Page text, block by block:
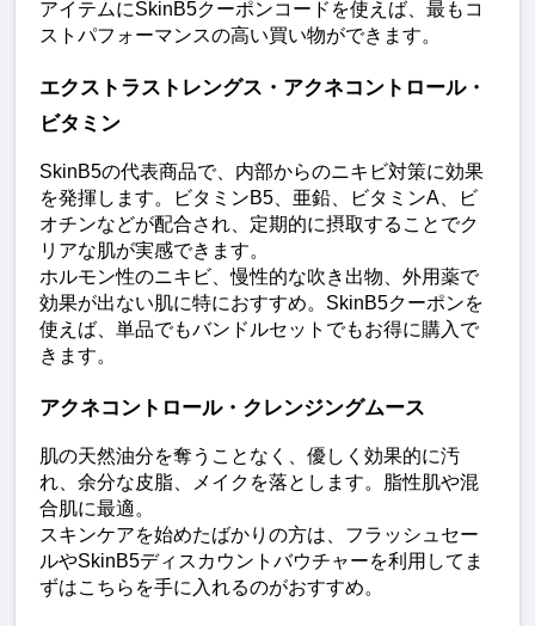
アイテムにSkinB5クーポンコードを使えば、最もコ
ストパフォーマンスの高い買い物ができます。
エクストラストレングス・アクネコントロール・
ビタミン
SkinB5の代表商品で、内部からのニキビ対策に効果
を発揮します。ビタミンB5、亜鉛、ビタミンA、ビ
オチンなどが配合され、定期的に摂取することでク
リアな肌が実感できます。
ホルモン性のニキビ、慢性的な吹き出物、外用薬で
効果が出ない肌に特におすすめ。SkinB5クーポンを
使えば、単品でもバンドルセットでもお得に購入で
きます。
アクネコントロール・クレンジングムース
肌の天然油分を奪うことなく、優しく効果的に汚
れ、余分な皮脂、メイクを落とします。脂性肌や混
合肌に最適。
スキンケアを始めたばかりの方は、フラッシュセー
ルやSkinB5ディスカウントバウチャーを利用してま
ずはこちらを手に入れるのがおすすめ。